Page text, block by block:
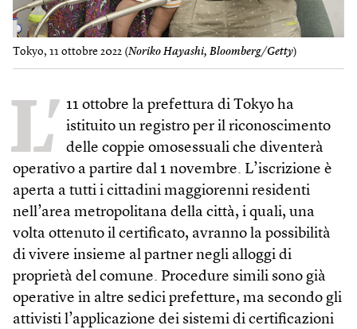
Tokyo, 11 ottobre 2022 (Noriko Hayashi, Bloomberg/Getty)
L’ 11 ottobre la prefettura di Tokyo ha
istituito un registro per il riconoscimento
delle coppie omosessuali che diventerà
operativo a partire dal 1 novembre. L’iscrizione è
aperta a tutti i cittadini maggiorenni residenti
nell’area metropolitana della città, i quali, una
volta ottenuto il certificato, avranno la possibilità
di vivere insieme al partner negli alloggi di
proprietà del comune. Procedure simili sono già
operative in altre sedici prefetture, ma secondo gli
attivisti l’applicazione dei sistemi di certificazioni